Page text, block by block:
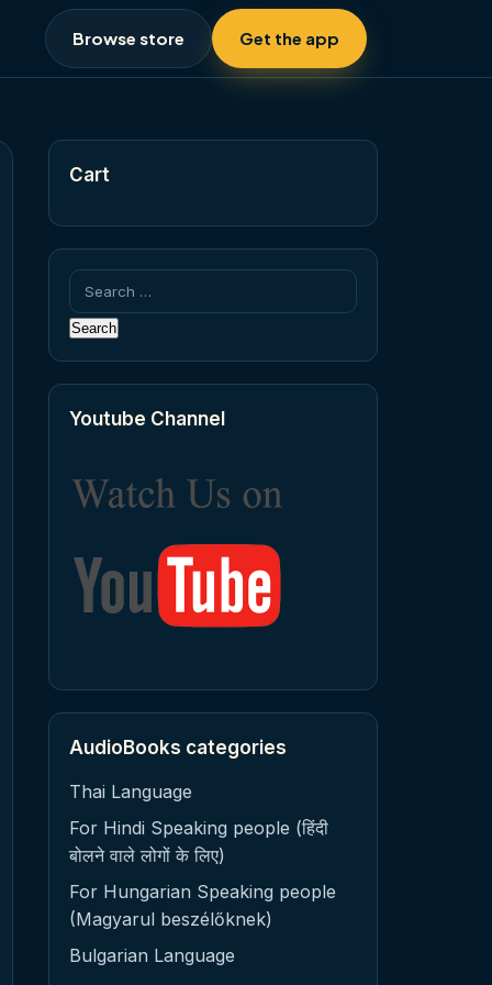
Browse store Get the app
Cart
Search
for:
Youtube Channel
AudioBooks categories
Thai Language
For Hindi Speaking people (हिंदी
बोलने वाले लोगों के लिए)
For Hungarian Speaking people
(Magyarul beszélőknek)
Bulgarian Language